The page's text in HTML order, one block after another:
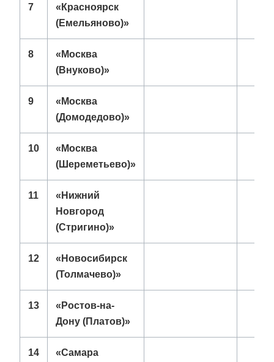
7
«Красноярск
(Емельяново)»
8
«Москва
(Внуково)»
9
«Москва
(Домодедово)»
10
«Москва
(Шереметьево)»
11
«Нижний
Новгород
(Стригино)»
12
«Новосибирск
(Толмачево)»
13
«Ростов-на-
Дону (Платов)»
14
«Самара